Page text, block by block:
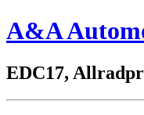
A&A
EDC17,